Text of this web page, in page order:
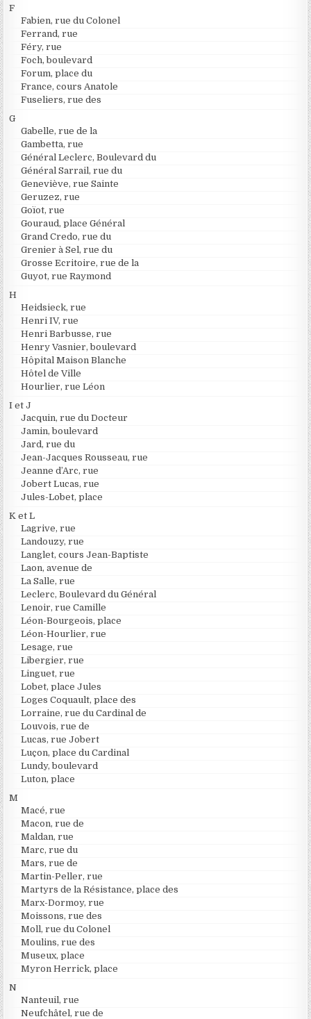
F
Fabien, rue du Colonel
Ferrand, rue
Féry, rue
Foch, boulevard
Forum, place du
France, cours Anatole
Fuseliers, rue des
G
Gabelle, rue de la
Gambetta, rue
Général Leclerc, Boulevard du
Général Sarrail, rue du
Geneviève, rue Sainte
Geruzez, rue
Goïot, rue
Gouraud, place Général
Grand Credo, rue du
Grenier à Sel, rue du
Grosse Ecritoire, rue de la
Guyot, rue Raymond
H
Heidsieck, rue
Henri IV, rue
Henri Barbusse, rue
Henry Vasnier, boulevard
Hôpital Maison Blanche
Hôtel de Ville
Hourlier, rue Léon
I et J
Jacquin, rue du Docteur
Jamin, boulevard
Jard, rue du
Jean-Jacques Rousseau, rue
Jeanne d’Arc, rue
Jobert Lucas, rue
Jules-Lobet, place
K et L
Lagrive, rue
Landouzy, rue
Langlet, cours Jean-Baptiste
Laon, avenue de
La Salle, rue
Leclerc, Boulevard du Général
Lenoir, rue Camille
Léon-Bourgeois, place
Léon-Hourlier, rue
Lesage, rue
Libergier, rue
Linguet, rue
Lobet, place Jules
Loges Coquault, place des
Lorraine, rue du Cardinal de
Louvois, rue de
Lucas, rue Jobert
Luçon, place du Cardinal
Lundy, boulevard
Luton, place
M
Macé, rue
Macon, rue de
Maldan, rue
Marc, rue du
Mars, rue de
Martin-Peller, rue
Martyrs de la Résistance, place des
Marx-Dormoy, rue
Moissons, rue des
Moll, rue du Colonel
Moulins, rue des
Museux, place
Myron Herrick, place
N
Nanteuil, rue
Neufchâtel, rue de